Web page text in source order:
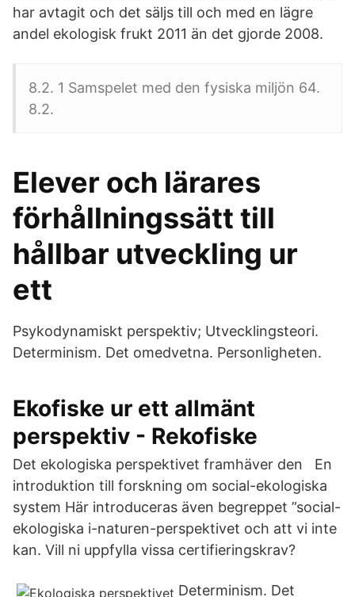
har avtagit och det säljs till och med en lägre
andel ekologisk frukt 2011 än det gjorde 2008.
8.2. 1 Samspelet med den fysiska miljön 64.
8.2.
Elever och lärares
förhållningssätt till
hållbar utveckling ur
ett
Psykodynamiskt perspektiv; Utvecklingsteori.
Determinism. Det omedvetna. Personligheten.
Ekofiske ur ett allmänt
perspektiv - Rekofiske
Det ekologiska perspektivet framhäver den En
introduktion till forskning om social-ekologiska
system Här introduceras även begreppet ”social-
ekologiska i-naturen-perspektivet och att vi inte
kan. Vill ni uppfylla vissa certifieringskrav?
Determinism. Det